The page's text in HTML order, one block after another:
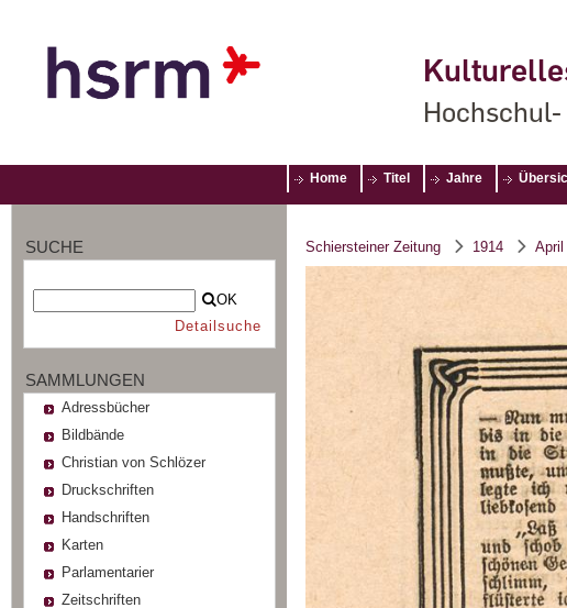
Home Titel Jahre
SUCHE
OK
Detailsuche
SAMMLUNGEN
Adressbücher
Bildbände
Christian von Schlözer
Druckschriften
Handschriften
Karten
Parlamentarier
Zeitschriften
Schiersteiner Zeitung 1914 April